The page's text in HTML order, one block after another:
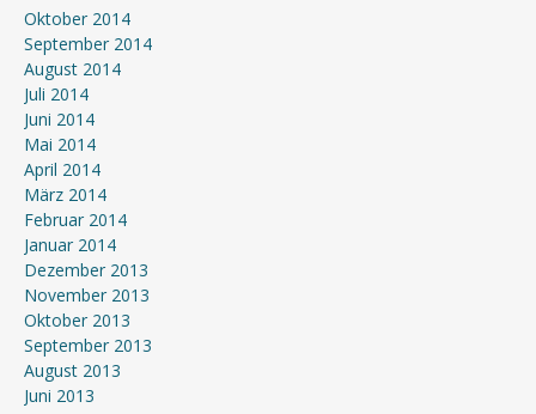
Oktober 2014
September 2014
August 2014
Juli 2014
Juni 2014
Mai 2014
April 2014
März 2014
Februar 2014
Januar 2014
Dezember 2013
November 2013
Oktober 2013
September 2013
August 2013
Juni 2013